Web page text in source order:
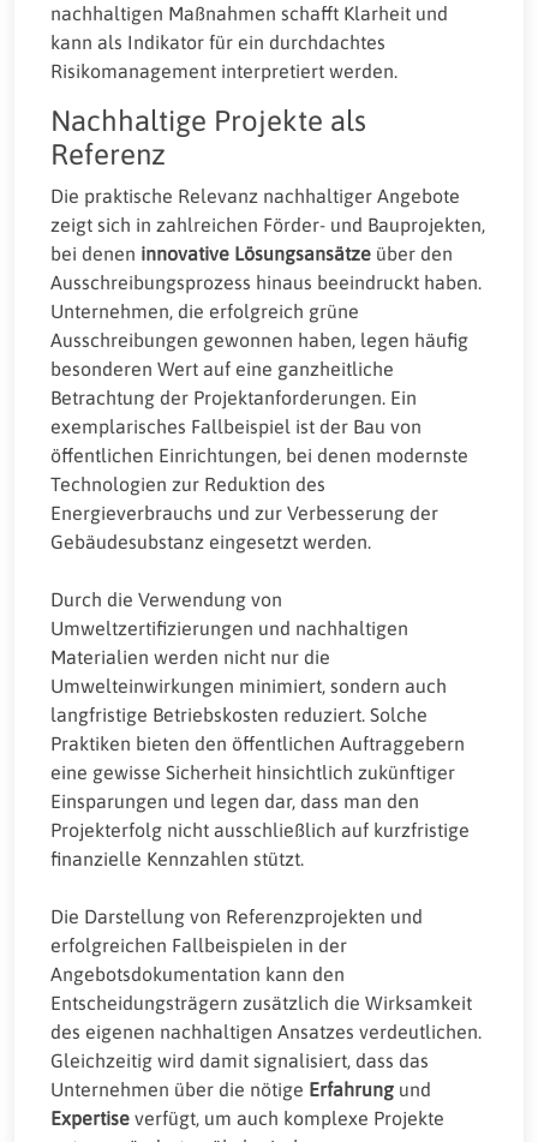
nachhaltigen Maßnahmen schafft Klarheit und
kann als Indikator für ein durchdachtes
Risikomanagement interpretiert werden.
Nachhaltige Projekte als
Referenz
Die praktische Relevanz nachhaltiger Angebote
zeigt sich in zahlreichen Förder- und Bauprojekten,
bei denen innovative Lösungsansätze über den
Ausschreibungsprozess hinaus beeindruckt haben.
Unternehmen, die erfolgreich grüne
Ausschreibungen gewonnen haben, legen häufig
besonderen Wert auf eine ganzheitliche
Betrachtung der Projektanforderungen. Ein
exemplarisches Fallbeispiel ist der Bau von
öffentlichen Einrichtungen, bei denen modernste
Technologien zur Reduktion des
Energieverbrauchs und zur Verbesserung der
Gebäudesubstanz eingesetzt werden.
Durch die Verwendung von
Umweltzertifizierungen und nachhaltigen
Materialien werden nicht nur die
Umwelteinwirkungen minimiert, sondern auch
langfristige Betriebskosten reduziert. Solche
Praktiken bieten den öffentlichen Auftraggebern
eine gewisse Sicherheit hinsichtlich zukünftiger
Einsparungen und legen dar, dass man den
Projekterfolg nicht ausschließlich auf kurzfristige
finanzielle Kennzahlen stützt.
Die Darstellung von Referenzprojekten und
erfolgreichen Fallbeispielen in der
Angebotsdokumentation kann den
Entscheidungsträgern zusätzlich die Wirksamkeit
des eigenen nachhaltigen Ansatzes verdeutlichen.
Gleichzeitig wird damit signalisiert, dass das
Unternehmen über die nötige Erfahrung und
Expertise verfügt, um auch komplexe Projekte